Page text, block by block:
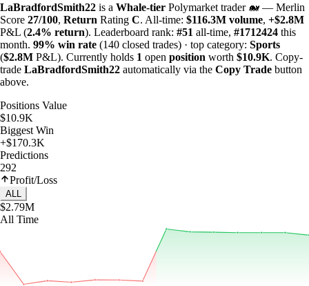
LaBradfordSmith22 is a Whale-tier Polymarket trader 🐋 — Merlin
Score 27/100, Return Rating C. All-time: $116.3M volume, +$2.8M
P&L (2.4% return). Leaderboard rank: #51 all-time, #1712424 this
month. 99% win rate (140 closed trades) · top category: Sports
($2.8M P&L). Currently holds 1 open position worth $10.9K. Copy-
trade LaBradfordSmith22 automatically via the Copy Trade button
above.
Positions Value
$10.9K
Biggest Win
+$170.3K
Predictions
292
Profit/Loss
ALL
$2.79M
All Time